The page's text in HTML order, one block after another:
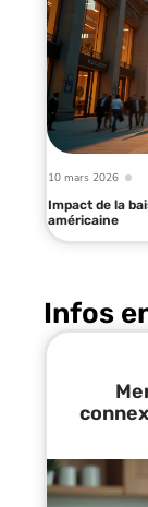
10 mars 2026
Impact de la
américaine
Infos